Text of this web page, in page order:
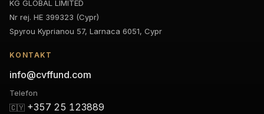
KG GLOBAL LIMITED
Nr rej. HE 399323 (Cypr)
Spyrou Kyprianou 57, Larnaca 6051, Cypr
KONTAKT
info@cvffund.com
Telefon
🇨🇾 +357 25 123889